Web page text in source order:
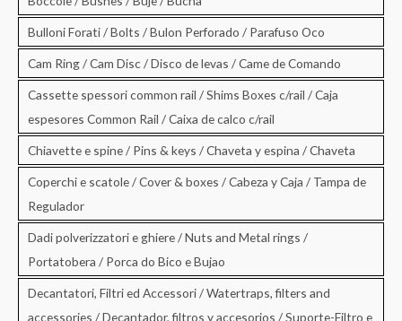
Bulloni Forati / Bolts / Bulon Perforado / Parafuso Oco
Cam Ring / Cam Disc / Disco de levas / Came de Comando
Cassette spessori common rail / Shims Boxes c/rail / Caja
espesores Common Rail / Caixa de calco c/rail
Chiavette e spine / Pins & keys / Chaveta y espina / Chaveta
Coperchi e scatole / Cover & boxes / Cabeza y Caja / Tampa de
Regulador
Dadi polverizzatori e ghiere / Nuts and Metal rings /
Portatobera / Porca do Bico e Bujao
Decantatori, Filtri ed Accessori / Watertraps, filters and
accessories / Decantador, filtros y accesorios / Suporte-Filtro e